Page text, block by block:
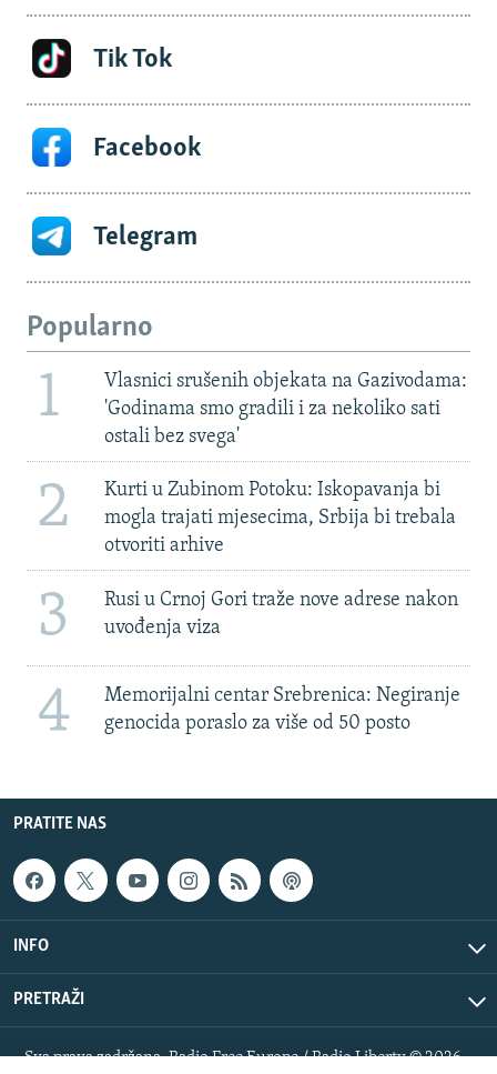
Tik Tok
Facebook
Telegram
Popularno
1
Vlasnici srušenih objekata na Gazivodama:
'Godinama smo gradili i za nekoliko sati
ostali bez svega'
2
Kurti u Zubinom Potoku: Iskopavanja bi
mogla trajati mjesecima, Srbija bi trebala
otvoriti arhive
3
Rusi u Crnoj Gori traže nove adrese nakon
uvođenja viza
4
Memorijalni centar Srebrenica: Negiranje
genocida poraslo za više od 50 posto
PRATITE NAS
INFO
PRETRAŽI
Sva prava zadržana. Radio Free Europe / Radio Liberty © 2026